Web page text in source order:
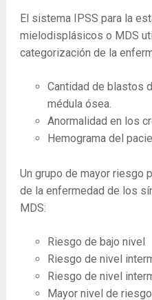
El sistema IPSS para la
mielodisplásicos o MDS
categorización de la
Cantidad de blastos
médula ósea.
Anormalidad en los
Hemograma del
Un grupo de mayor riesgo
de la enfermedad de los
MDS:
Riesgo de bajo nivel
Riesgo de nivel
Riesgo de nivel
Mayor nivel de riesgo